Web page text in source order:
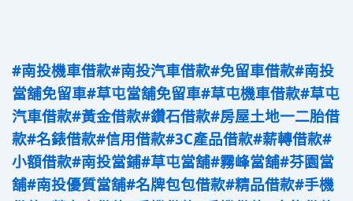
#南投機車借款#南投汽車借款#免留車借款#南投
當舖免留車#草屯當舖免留車#草屯機車借款#草屯
汽車借款#黃金借款#鑽石借款#房屋土地一二胎借
款#名錶借款#信用借款#3C產品借款#薪轉借款#
小額借款#南投當鋪#草屯當舖#霧峰當舖#芬園當
舖#南投優質當舖#名牌包包借款#精品借款#手機